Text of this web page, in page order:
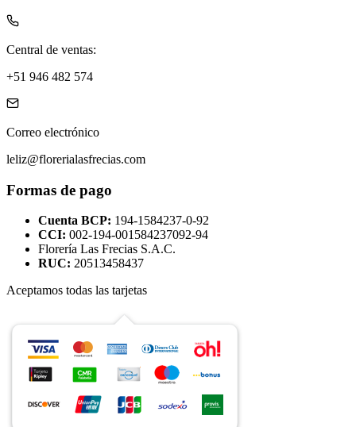
Central de ventas:
+51 946 482 574
Correo electrónico
leliz@florerialasfrecias.com
Formas de pago
Cuenta BCP: 194-1584237-0-92
CCI: 002-194-001584237092-94
Florería Las Frecias S.A.C.
RUC: 20513458437
Aceptamos todas las tarjetas